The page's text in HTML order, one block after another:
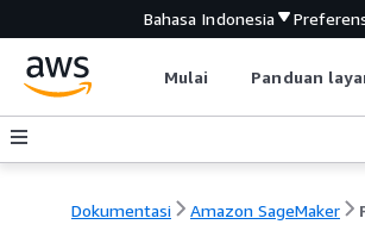
Bahasa Indonesia
Mulai Panduan
Dokumentasi Amazon SageMaker